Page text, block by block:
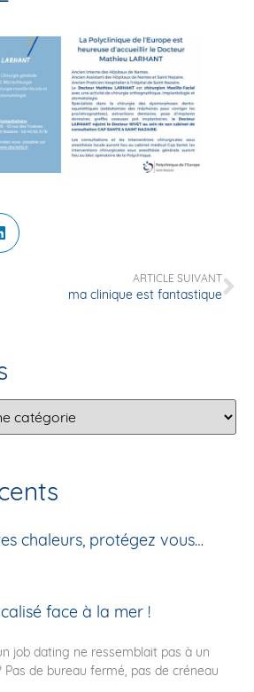
ARTICLE SUIVANT
ma clinique est fantastique
chaleurs, protégez vous…
face à la mer !
job dating ne ressemblait pas à un
de bureau fermé, pas de créneau